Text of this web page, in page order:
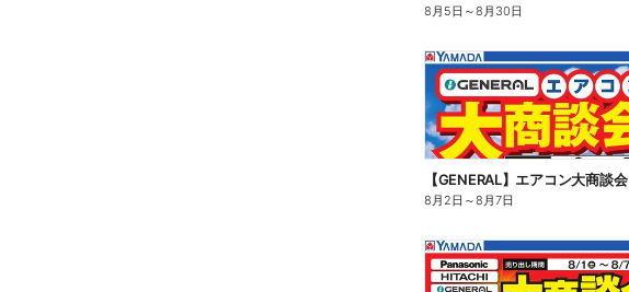
8月5日 ～8月30日
【GENERAL】エアコン大商談会
8月2日 ～8月7日